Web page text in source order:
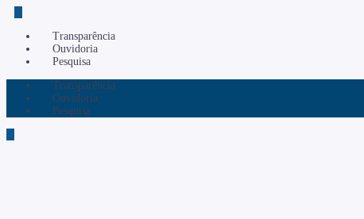
Transparência
Ouvidoria
Pesquisa
Transparência
Ouvidoria
Pesquisa